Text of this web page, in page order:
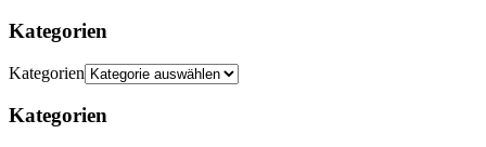
Kategorien
Kategorien
Kategorien